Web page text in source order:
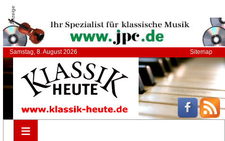
Anzeige
Samstag, 8. August 2026 Sitemap
≡
≡